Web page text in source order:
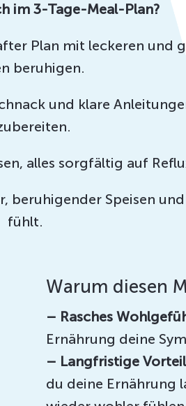
im 3-Tage-Meal-Plan?
Plan mit leckeren und
beruhigen.
und klare
alles sorgfältig auf
beruhigender Speisen
fühlt.
Warum diesen
– Rasches
Ernährung deine
– Langfristige
du deine Ernährung